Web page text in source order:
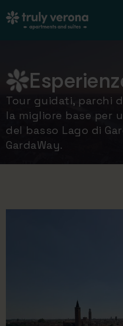
Tour guidati, parchi
la migliore base per
del basso Lago di
GardaWay.